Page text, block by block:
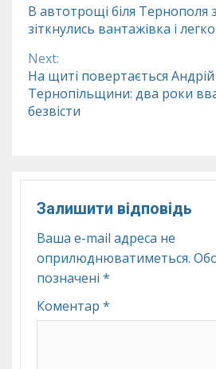
Reading
В автотрощі біля Тернополя
зіткнулись вантажівка і
Next:
На щиті повертається
Тернопільщини: два роки
безвісти
Залишити відповідь
Ваша e-mail адреса не
оприлюднюватиметься.
позначені *
Коментар *